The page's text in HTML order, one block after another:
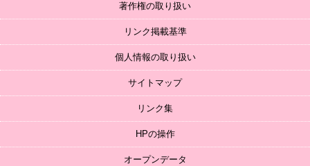
著作権の取り扱い
リンク掲載基準
個人情報の取り扱い
サイトマップ
リンク集
HPの操作
オープンデータ